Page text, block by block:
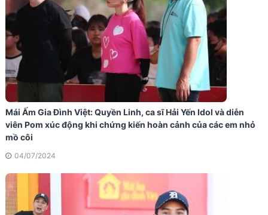
Mái Ấm Gia Đình Việt: Quyền Linh, ca sĩ Hải Yến Idol và diễn
viên Pom xúc động khi chứng kiến hoàn cảnh của các em nhỏ
mồ côi
04/07/2024